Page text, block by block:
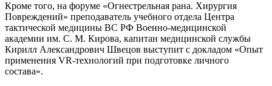
Кроме того, на форуме «Огнестрельная рана. Хирургия
Повреждений» преподаватель учебного отдела Центра
тактической медицины ВС РФ Военно-медицинской
академии им. С. М. Кирова, капитан медицинской службы
Кирилл Александрович Швецов выступит с докладом «Опыт
применения VR-технологий при подготовке личного
состава».